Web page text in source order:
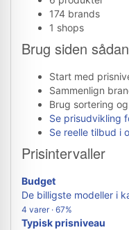
174 brands
1 shops
Brug siden sådan
Start med
Sammenlign
Brug sortering
Se prisudvikling
Se reelle tilbud i
Prisintervaller
Budget
De billigste modeller i
4 varer · 67%
Typisk prisniveau